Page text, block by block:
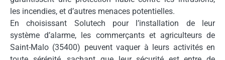
les incendies, et d’autres menaces potentielles.
En choisissant Solutech pour l’installation de leur
système d’alarme, les commerçants et agriculteurs de
Saint-Malo (35400) peuvent vaquer à leurs activités en